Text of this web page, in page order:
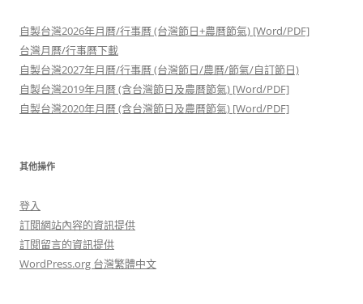
自製台灣2026年月曆/行事曆 (台灣節日+農曆節氣) [Word/PDF]
台灣月曆/行事曆下載
自製台灣2027年月曆/行事曆 (台灣節日/農曆/節氣/自訂節日)
自製台灣2019年月曆 (含台灣節日及農曆節氣) [Word/PDF]
自製台灣2020年月曆 (含台灣節日及農曆節氣) [Word/PDF]
其他操作
登入
訂閱網站內容的資訊提供
訂閱留言的資訊提供
WordPress.org 台灣繁體中文